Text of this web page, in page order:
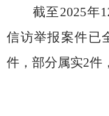
截至2025年
信访举报案件已
件，部分属实2件